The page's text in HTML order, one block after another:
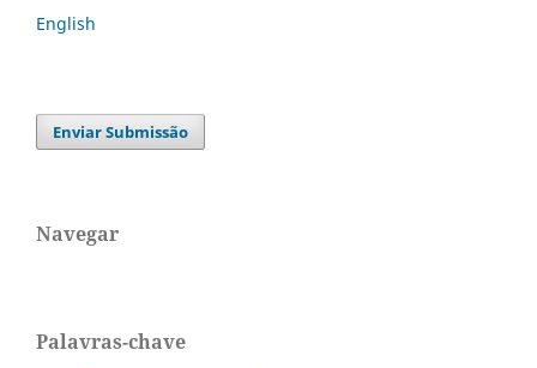
English
Enviar Submissão
Navegar
Palavras-chave